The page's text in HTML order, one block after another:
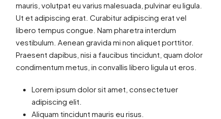
mauris, volutpat eu varius malesuada, pulvinar eu ligula.
Ut et adipiscing erat. Curabitur adipiscing erat vel
libero tempus congue. Nam pharetra interdum
vestibulum. Aenean gravida mi non aliquet porttitor.
Praesent dapibus, nisi a faucibus tincidunt, quam dolor
condimentum metus, in convallis libero ligula ut eros.
Lorem ipsum dolor sit amet, consectetuer
adipiscing elit.
Aliquam tincidunt mauris eu risus.